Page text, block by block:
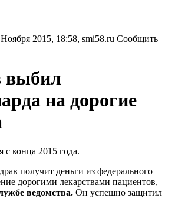
2015, 18:58, smi58.ru Сообщить
выбил
на дорогие
с конца 2015 года.
получит деньги из федерального
дорогими лекарствами пациентов,
ведомства. Он успешно защитил